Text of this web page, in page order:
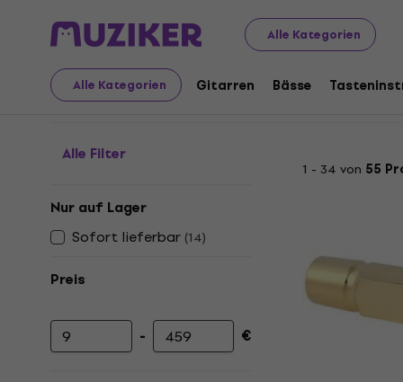
Alle Kategorien
Alle Kategorien Gitarren Bässe
Musikinstrumente Bläser Zubehör für Blasinstrumente
Mundstücke für Tenor
Alle Filter
Nur auf Lager
Sofort lieferbar (14)
Preis
Mindestpreis
- Höchstpreis €
1 - 34 von 55